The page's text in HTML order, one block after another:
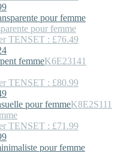
pour femme
TENSET : £76.49
K6E23141
TENSET : £80.99
K8E2S111
TENSET : £71.99